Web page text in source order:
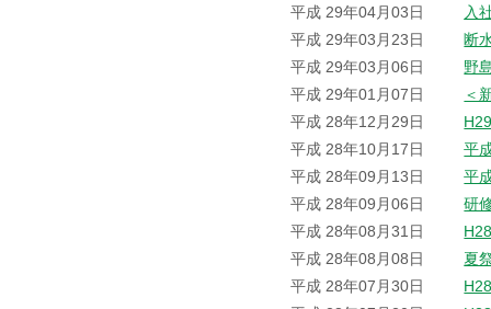
平成 29年04月03日
入
平成 29年03月23日
断
平成 29年03月06日
野
平成 29年01月07日
＜
平成 28年12月29日
平成 28年10月17日
平
平成 28年09月13日
平
平成 28年09月06日
研
平成 28年08月31日
平成 28年08月08日
夏
平成 28年07月30日